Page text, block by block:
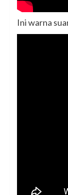
Ini warna